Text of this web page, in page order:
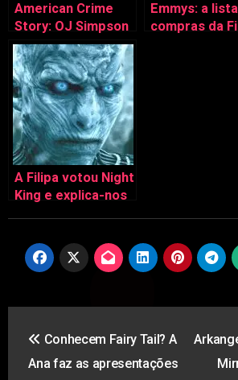
American Crime
Story: OJ Simpson
e Gianni Versace
Emmys: a
compras da
A Filipa votou Night
King e explica-nos
de
Conhecem Fairy Tail? A
Ana faz as apresentações